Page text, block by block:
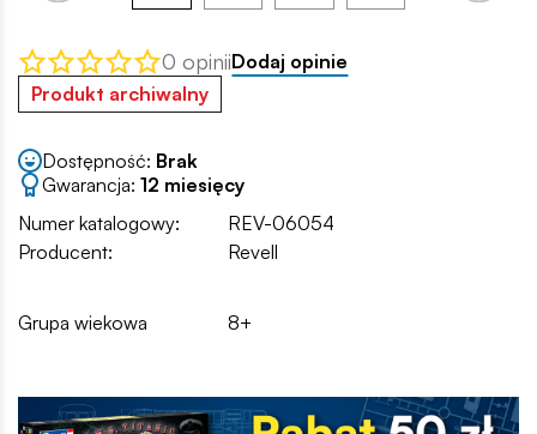
0 opiniiDodaj opinie
Produkt archiwalny
Dostępność: Brak
Gwarancja: 12 miesięcy
Numer katalogowy:
REV-06054
Producent:
Revell
Grupa wiekowa 8+